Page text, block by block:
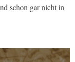
schon gar nicht in